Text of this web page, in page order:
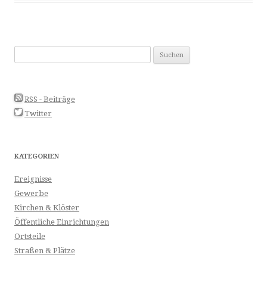
RSS - Beiträge
Twitter
KATEGORIEN
Ereignisse
Gewerbe
Kirchen & Klöster
Öffentliche Einrichtungen
Ortsteile
Straßen & Plätze